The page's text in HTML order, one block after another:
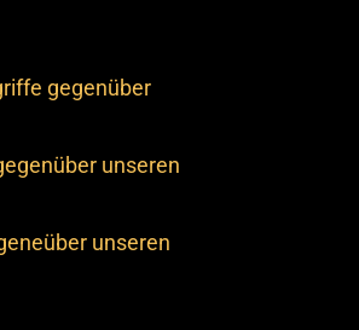
gegenüber
unseren
unseren